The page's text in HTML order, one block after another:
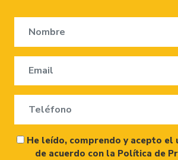
He leído, comprendo y acepto el
de acuerdo con la Política de